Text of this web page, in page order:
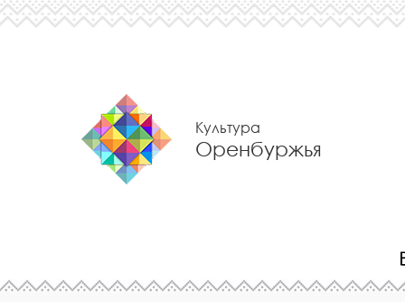
Культура
Оренбуржья